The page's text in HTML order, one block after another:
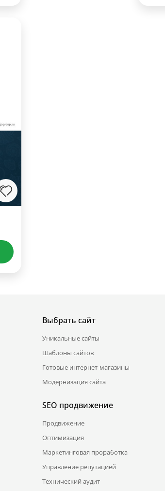
Выбрать сайт
Уникальные сайты
Шаблоны сайтов
Готовые интернет-магазины
Модернизация сайта
SEO продвижение
Продвижение
Оптимизация
Маркетинговая проработка
Управление репутацией
Технический аудит